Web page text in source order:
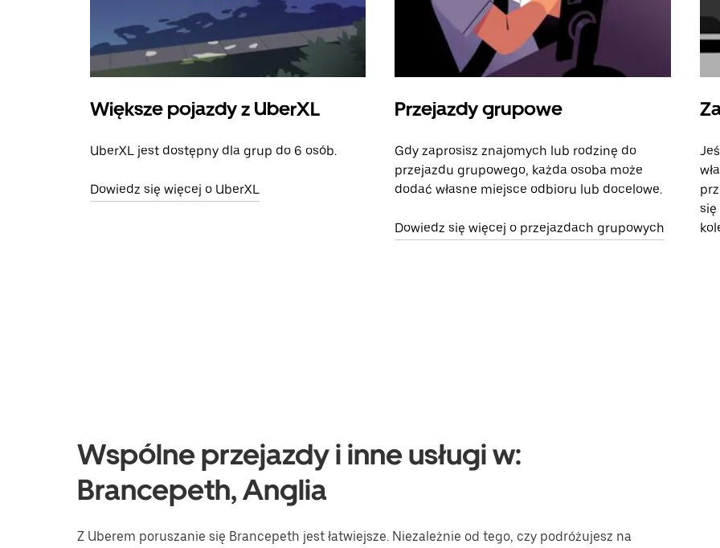
Większe pojazdy z UberXL
UberXL jest dostępny dla grup do 6 osób.
Dowiedz się więcej o UberXL
Przejazdy grupowe
Gdy zaprosisz znajomych lub rodzinę do
przejazdu grupowego, każda osoba może
dodać własne miejsce odbioru lub docelowe.
Dowiedz się więcej o przejazdach grupowych
się
Wspólne przejazdy i inne usługi w:
Brancepeth, Anglia
Z Uberem poruszanie się Brancepeth jest łatwiejsze. Niezależnie od tego, czy podróżujesz na